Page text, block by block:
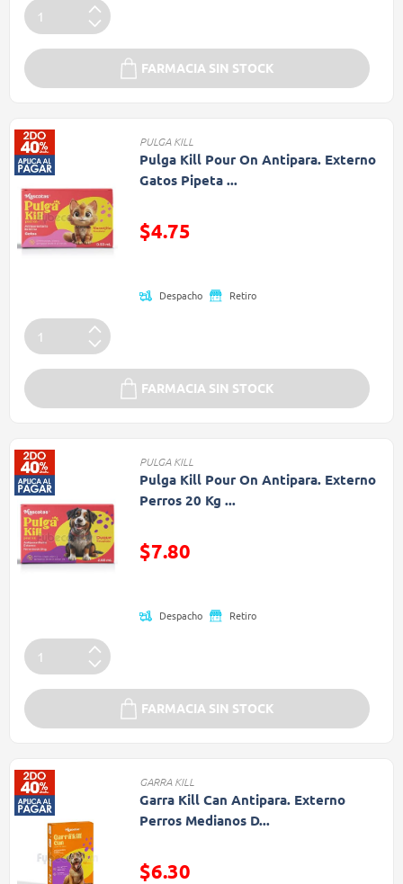
FARMACIA SIN STOCK
PULGA KILL
Pulga Kill Pour On Antipara. Externo
Gatos Pipeta ...
Precio reducido de
$4.75
Despacho Retiro
FARMACIA SIN STOCK
PULGA KILL
Pulga Kill Pour On Antipara. Externo
Perros 20 Kg ...
Precio reducido de
$7.80
Despacho Retiro
FARMACIA SIN STOCK
GARRA KILL
Garra Kill Can Antipara. Externo
Perros Medianos D...
Precio reducido de
$6.30